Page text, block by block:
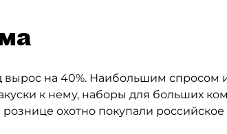
вырос на 40%. Наибольшим спросом
к нему, наборы для больших
охотно покупали российское